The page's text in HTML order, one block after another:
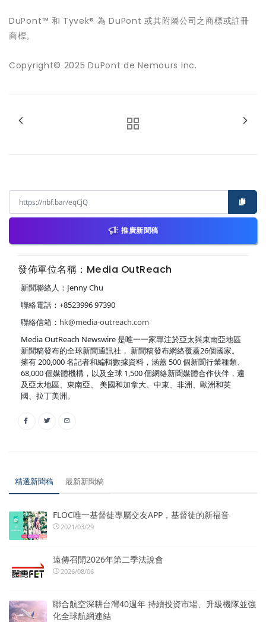
DuPont™ 和 Tyvek® 為 DuPont 或其附屬公司之商標或註冊
商標。
Copyright© 2025 DuPont de Nemours Inc.
推廣新聞稿
發佈單位名稱：Media OutReach
新聞聯絡人：Jenny Chu
聯絡電話：+8523996 97390
聯絡信箱： hk@media-outreach.com
Media OutReach Newswire 是唯一一家專注於亞太與東南亞地區
新聞稿發布的全球新聞通訊社， 新聞稿發布網絡覆蓋26個國家。
擁有 200,000 名記者和編輯數據資料，涵蓋 500 個新聞行業種類、
68,000 個媒體機構，以及全球 1,500 個網絡新聞媒體合作伙伴，遍
及亞太地區、東南亞、 美國和加拿大、中東、非洲、歐洲和英
國、拉丁美洲。
精選新聞稿 最新新聞稿
FLOC唯一基督徒專屬交友APP，基督徒的新福音
2021/03/29
遠傳召開2026年第二季法說會
2026/08/06
聯合航空深耕台灣40週年 持續投資市場、升級機隊並強
化全球航網連結